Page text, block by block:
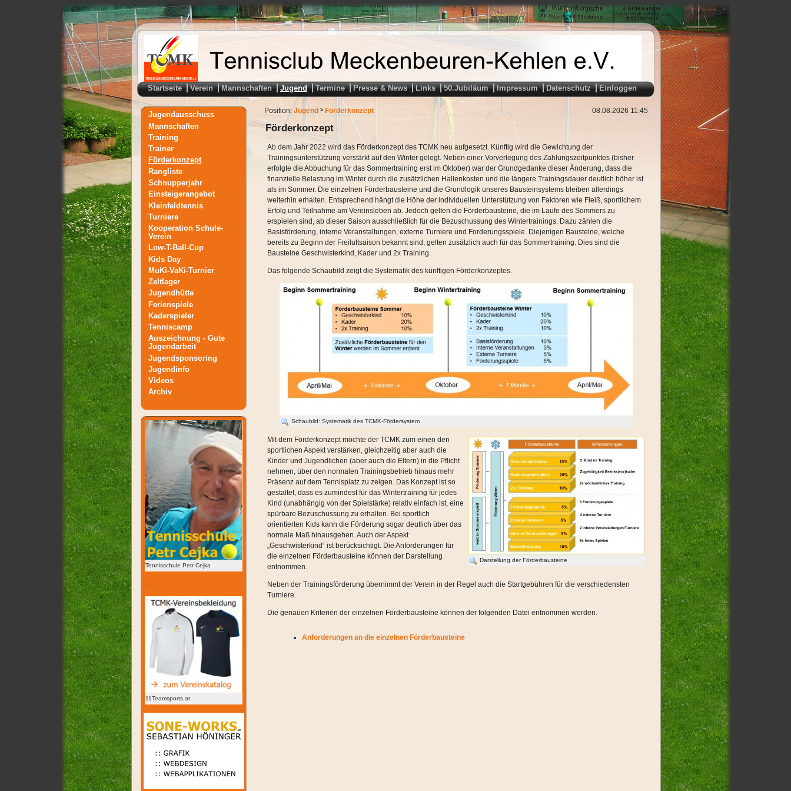
Startseite Verein Mannschaften Jugend Termine Presse & News Links 50.Jubiläum Impressum Datenschutz Einloggen
Jugendausschuss
Mannschaften
Training
Trainer
Förderkonzept
Rangliste
Schnupperjahr
Einsteigerangebot
Kleinfeldtennis
Turniere
Kooperation Schule-
Verein
Low-T-Ball-Cup
Kids Day
MuKi-VaKi-Turnier
Zeltlager
Jugendhütte
Ferienspiele
Kaderspieler
Tenniscamp
Auszeichnung - Gute
Jugendarbeit
Jugendsponsoring
Jugendinfo
Videos
Archiv
Tennisschule Petr Cejka
11Teamsports.at
Position:Jugend > Förderkonzept 08.08.2026 11:45
Förderkonzept
Ab dem Jahr 2022 wird das Förderkonzept des TCMK neu aufgesetzt. Künftig wird die Gewichtung der
Trainingsunterstützung verstärkt auf den Winter gelegt. Neben einer Vorverlegung des Zahlungszeitpunktes (bisher
erfolgte die Abbuchung für das Sommertraining erst im Oktober) war der Grundgedanke dieser Änderung, dass die
finanzielle Belastung im Winter durch die zusätzlichen Hallenkosten und die längere Trainingsdauer deutlich höher ist
als im Sommer. Die einzelnen Förderbausteine und die Grundlogik unseres Bausteinsystems bleiben allerdings
weiterhin erhalten. Entsprechend hängt die Höhe der individuellen Unterstützung von Faktoren wie Fleiß, sportlichem
Erfolg und Teilnahme am Vereinsleben ab. Jedoch gelten die Förderbausteine, die im Laufe des Sommers zu
erspielen sind, ab dieser Saison ausschließlich für die Bezuschussung des Wintertrainings. Dazu zählen die
Basisförderung, interne Veranstaltungen, externe Turniere und Forderungsspiele. Diejenigen Bausteine, welche
bereits zu Beginn der Freiluftsaison bekannt sind, gelten zusätzlich auch für das Sommertraining. Dies sind die
Bausteine Geschwisterkind, Kader und 2x Training.
Das folgende Schaubild zeigt die Systematik des künftigen Förderkonzeptes.
Schaubild: Systematik des TCMK-Fördersystem
Darstellung der Förderbausteine
Mit dem Förderkonzept möchte der TCMK zum einen den
sportlichen Aspekt verstärken, gleichzeitig aber auch die
Kinder und Jugendlichen (aber auch die Eltern) in die Pflicht
nehmen, über den normalen Trainingsbetrieb hinaus mehr
Präsenz auf dem Tennisplatz zu zeigen. Das Konzept ist so
gestaltet, dass es zumindest für das Wintertraining für jedes
Kind (unabhängig von der Spielstärke) relativ einfach ist, eine
spürbare Bezuschussung zu erhalten. Bei sportlich
orientierten Kids kann die Förderung sogar deutlich über das
normale Maß hinausgehen. Auch der Aspekt
„Geschwisterkind“ ist berücksichtigt. Die Anforderungen für
die einzelnen Förderbausteine können der Darstellung
entnommen.
Neben der Trainingsförderung übernimmt der Verein in der Regel auch die Startgebühren für die verschiedensten
Turniere.
Die genauen Kriterien der einzelnen Förderbausteine können der folgenden Datei entnommen werden.
Anforderungen an die einzelnen Förderbausteine